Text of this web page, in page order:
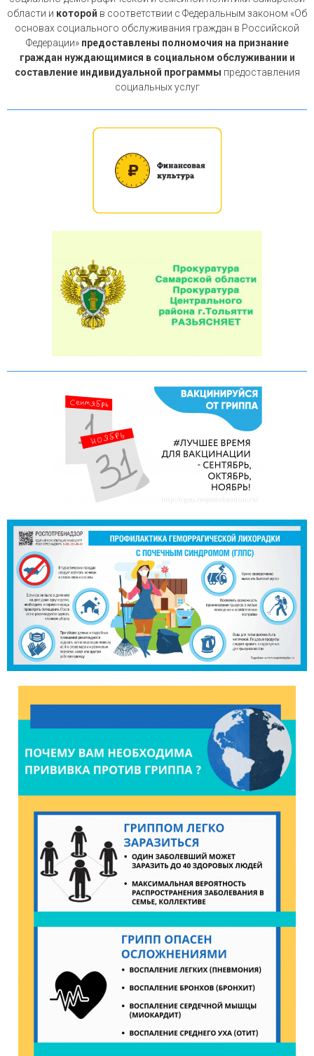
области и которой в соответствии с Федеральным законом «Об
основах социального обслуживания граждан в Российской
Федерации» предоставлены полномочия на признание
граждан нуждающимися в социальном обслуживании и
составление индивидуальной программы предоставления
социальных услуг